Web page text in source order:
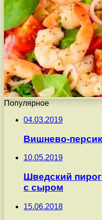
Популярное
04.03.2019
Вишнево-
10.05.2019
Шведский
с сыром
15.06.2018